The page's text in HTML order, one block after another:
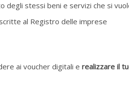
degli stessi beni e servizi che si
al Registro delle imprese
ai voucher digitali e realizzare il